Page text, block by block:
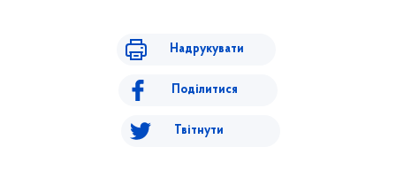
Надрукувати
Поділитися
Твітнути